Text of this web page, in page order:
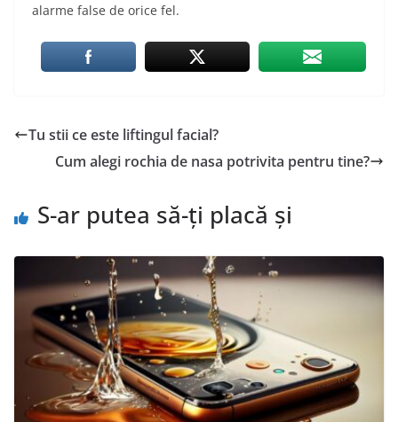
alarme false de orice fel.
Tu stii ce este liftingul facial?
Cum alegi rochia de nasa potrivita pentru tine?
S-ar putea să-ți placă și